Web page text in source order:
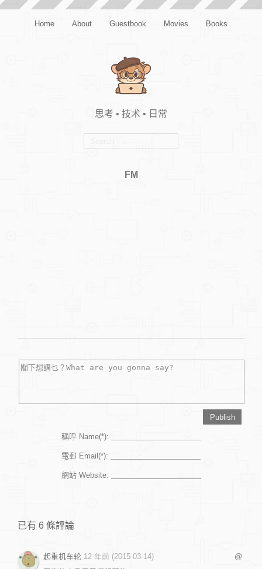
Home About Guestbook Movies Books
思考 • 技术 • 日常
FM
稱呼 Name(*):
電郵 Email(*):
網站 Website:
已有 6 條評論
起重机车轮 12 年前 (2015-03-14)
@